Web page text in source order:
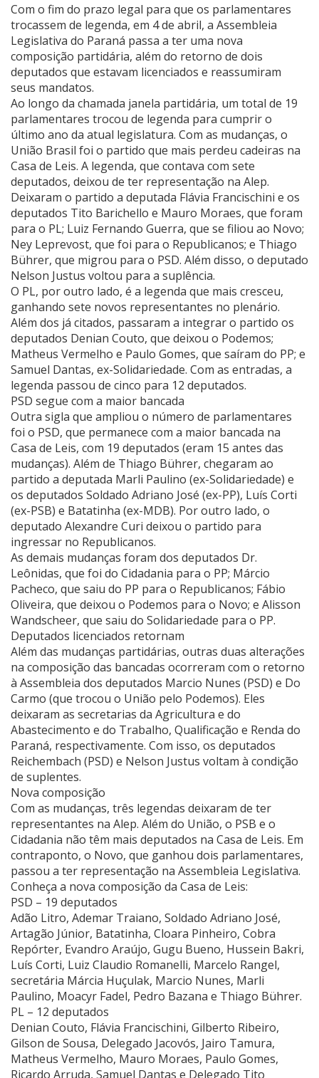
Com o fim do prazo legal para que os parlamentares
trocassem de legenda, em 4 de abril, a Assembleia
Legislativa do Paraná passa a ter uma nova
composição partidária, além do retorno de dois
deputados que estavam licenciados e reassumiram
seus mandatos.
Ao longo da chamada janela partidária, um total de 19
parlamentares trocou de legenda para cumprir o
último ano da atual legislatura. Com as mudanças, o
União Brasil foi o partido que mais perdeu cadeiras na
Casa de Leis. A legenda, que contava com sete
deputados, deixou de ter representação na Alep.
Deixaram o partido a deputada Flávia Francischini e os
deputados Tito Barichello e Mauro Moraes, que foram
para o PL; Luiz Fernando Guerra, que se filiou ao Novo;
Ney Leprevost, que foi para o Republicanos; e Thiago
Bührer, que migrou para o PSD. Além disso, o deputado
Nelson Justus voltou para a suplência.
O PL, por outro lado, é a legenda que mais cresceu,
ganhando sete novos representantes no plenário.
Além dos já citados, passaram a integrar o partido os
deputados Denian Couto, que deixou o Podemos;
Matheus Vermelho e Paulo Gomes, que saíram do PP; e
Samuel Dantas, ex-Solidariedade. Com as entradas, a
legenda passou de cinco para 12 deputados.
PSD segue com a maior bancada
Outra sigla que ampliou o número de parlamentares
foi o PSD, que permanece com a maior bancada na
Casa de Leis, com 19 deputados (eram 15 antes das
mudanças). Além de Thiago Bührer, chegaram ao
partido a deputada Marli Paulino (ex-Solidariedade) e
os deputados Soldado Adriano José (ex-PP), Luís Corti
(ex-PSB) e Batatinha (ex-MDB). Por outro lado, o
deputado Alexandre Curi deixou o partido para
ingressar no Republicanos.
As demais mudanças foram dos deputados Dr.
Leônidas, que foi do Cidadania para o PP; Márcio
Pacheco, que saiu do PP para o Republicanos; Fábio
Oliveira, que deixou o Podemos para o Novo; e Alisson
Wandscheer, que saiu do Solidariedade para o PP.
Deputados licenciados retornam
Além das mudanças partidárias, outras duas alterações
na composição das bancadas ocorreram com o retorno
à Assembleia dos deputados Marcio Nunes (PSD) e Do
Carmo (que trocou o União pelo Podemos). Eles
deixaram as secretarias da Agricultura e do
Abastecimento e do Trabalho, Qualificação e Renda do
Paraná, respectivamente. Com isso, os deputados
Reichembach (PSD) e Nelson Justus voltam à condição
de suplentes.
Nova composição
Com as mudanças, três legendas deixaram de ter
representantes na Alep. Além do União, o PSB e o
Cidadania não têm mais deputados na Casa de Leis. Em
contraponto, o Novo, que ganhou dois parlamentares,
passou a ter representação na Assembleia Legislativa.
Conheça a nova composição da Casa de Leis:
PSD – 19 deputados
Adão Litro, Ademar Traiano, Soldado Adriano José,
Artagão Júnior, Batatinha, Cloara Pinheiro, Cobra
Repórter, Evandro Araújo, Gugu Bueno, Hussein Bakri,
Luís Corti, Luiz Claudio Romanelli, Marcelo Rangel,
secretária Márcia Huçulak, Marcio Nunes, Marli
Paulino, Moacyr Fadel, Pedro Bazana e Thiago Bührer.
PL – 12 deputados
Denian Couto, Flávia Francischini, Gilberto Ribeiro,
Gilson de Sousa, Delegado Jacovós, Jairo Tamura,
Matheus Vermelho, Mauro Moraes, Paulo Gomes,
Ricardo Arruda, Samuel Dantas e Delegado Tito